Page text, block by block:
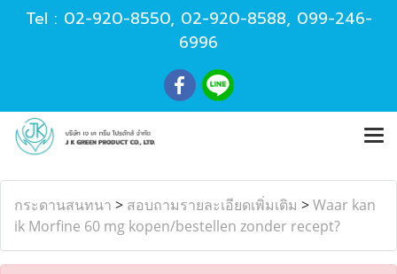
Tel : 02-920-8550, 02-920-8588, 099-246-
6996
กระดานสนทนา > สอบถามรายละเอียดเพิ่มเติม >Waar kan
ik Morfine 60 mg kopen/bestellen zonder recept?